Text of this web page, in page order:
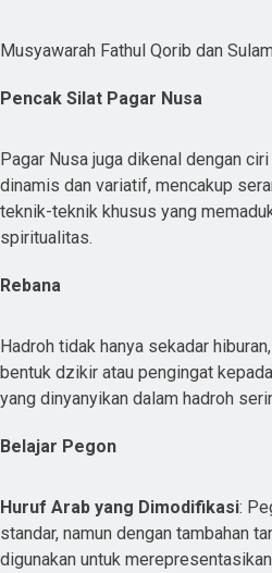
Musyawarah Fathul Qorib dan
Pencak Silat Pagar Nusa
Pagar Nusa juga dikenal dengan
dinamis dan variatif, mencakup
teknik-teknik khusus yang
spiritualitas.
Rebana
Hadroh tidak hanya sekadar
bentuk dzikir atau pengingat
yang dinyanyikan dalam hadroh
Belajar Pegon
Huruf Arab yang Dimodifikasi:
standar, namun dengan tambahan
digunakan untuk